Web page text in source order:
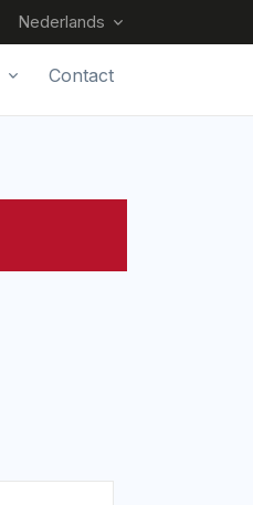
Nederlands
Contact